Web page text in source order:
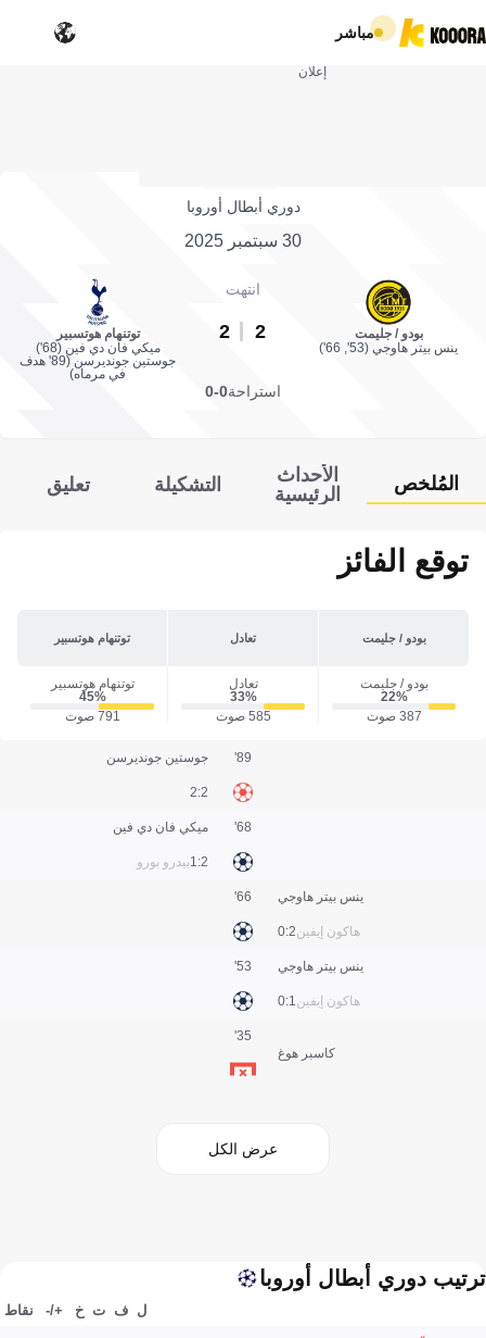
مباشر
إعلان
دوري أبطال أوروبا
30 سبتمبر 2025
بودو / جليمت
ينس بيتر هاوجي (53', 66')
انتهت
2
2
توتنهام هوتسبير
ميكي فان دي فين (68')
جوستين جونديرسن (89' هدف
في مرماه)
استراحة0-0
المُلخص
الأحداث
الرئيسية
التشكيلة تعليق
توقع الفائز
بودو / جليمت تعادل توتنهام هوتسبير
بودو / جليمت
22‎%‎
387 صوت
تعادل
33‎%‎
585 صوت
توتنهام هوتسبير
45‎%‎
791 صوت
جوستين جونديرسن
2:2
89'
ميكي فان دي فين
بيدرو بورو2:1
68'
ينس بيتر هاوجي
هاكون إيفين2:0
66'
ينس بيتر هاوجي
هاكون إيفين1:0
53'
كاسبر هوغ
35'
عرض الكل
ترتيب دوري أبطال أوروبا
ل ف ت خ +/- نقاط